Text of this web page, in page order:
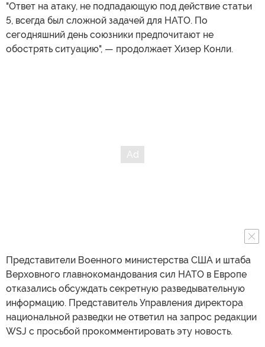
"Ответ на атаку, не подпадающую под действие статьи
5, всегда был сложной задачей для НАТО. По
сегодняшний день союзники предпочитают не
обострять ситуацию", — продолжает Хизер Конли.
Представители Военного министерства США и штаба
Верховного главнокомандования сил НАТО в Европе
отказались обсуждать секретную разведывательную
информацию. Представитель Управления директора
национальной разведки не ответил на запрос редакции
WSJ с просьбой прокомментировать эту новость.